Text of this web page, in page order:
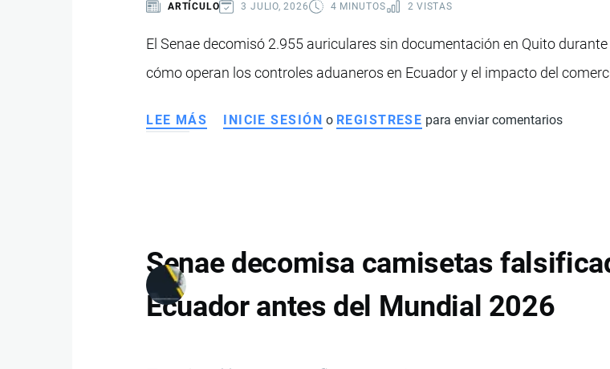
EN
CONTRA
EL
ARTÍCULO 3 JULIO, 2026 4 MINUTOS 2 VISTAS
El Senae decomisó 2.955 auriculares sin documentación en Quito
cómo operan los controles aduaneros en Ecuador y el impacto del
LEE MÁS SOBRE
3.000
AURICULARES
EN
OPERATIVO
INICIE SESIÓN o REGISTRESE para enviar comentarios
Senae decomisa camisetas
Ecuador antes del Mundial 2026